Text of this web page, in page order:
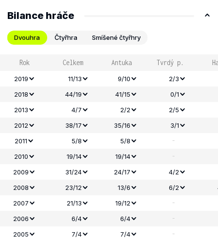
Bilance hráče
Dvouhra Čtyřhra Smíšené čtyřhry
Rok Celkem Antuka Tvrdý p.
2019 11/13 9/10
2/3
2018
44/19 41/15 0/1
2013
4/7 2/2
2/5
2012
38/17 35/16
3/1
2011
5/8 5/8 -
2010 19/14 19/14 -
2009 31/24 24/17 4/2
2008
23/12 13/6 6/2
2007
21/13 19/12 -
2006 6/4 6/4 -
2005 7/4 7/4
-